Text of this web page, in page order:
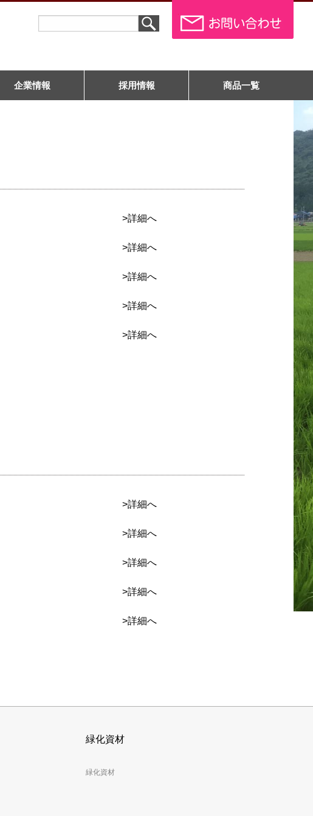
企業情報 採用情報 商品一覧
>詳細へ
>詳細へ
>詳細へ
>詳細へ
>詳細へ
>詳細へ
>詳細へ
>詳細へ
>詳細へ
>詳細へ
緑化資材
緑化資材